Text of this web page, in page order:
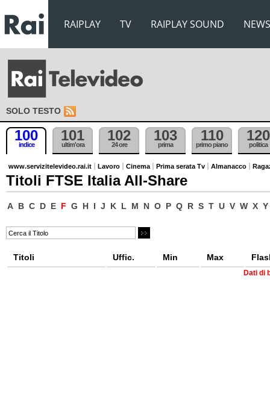
RAIPLAY TV RAIPLAY SOUND NEWS
SOLO TESTO
100
indice
101
ultim'ora
102
24 ore
103
prima
110
primo piano
120
politica
www.servizitelevideo.rai.it Lavoro Cinema Prima serata Tv Almanacco
Titoli FTSE Italia All-Share
A B C D E F G H I J K L M N O P Q R S T U V W X Y
Titoli Uffic. Min Max
Dati di